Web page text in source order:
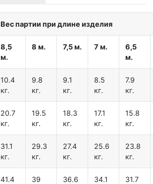
Вес партии при длине изделия
8,5
м.
8 м. 7,5 м. 7 м.
6,5
м.
10.4
кг.
9.8
кг.
9.1
кг.
8.5
кг.
7.9
кг.
20.7
кг.
19.5
кг.
18.3
кг.
17.1
кг.
15.8
кг.
31.1
кг.
29.3
кг.
27.4
кг.
25.6
кг.
23.8
кг.
41.4
39
36.6
34.1
31.7